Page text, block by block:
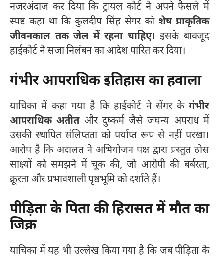
नजरअंदाज कर दिया कि ट्रायल कोर्ट ने अपने फैसले में
स्पष्ट कहा था कि कुलदीप सिंह सेंगर को शेष प्राकृतिक
जीवनकाल तक जेल में रहना चाहिए। इसके बावजूद
हाईकोर्ट ने सजा निलंबन का आदेश पारित कर दिया।
गंभीर आपराधिक इतिहास का हवाला
याचिका में कहा गया है कि हाईकोर्ट ने सेंगर के गंभीर
आपराधिक अतीतऔर दुष्कर्म जैसे जघन्य अपराध में
उसकी स्थापित संलिप्तता को पर्याप्त रूप से नहीं परखा।
आरोप है कि अदालत ने अभियोजन पक्ष द्वारा प्रस्तुत ठोस
साक्ष्यों को समझने में चूक की, जो आरोपी की बर्बरता,
क्रूरता और प्रभावशाली पृष्ठभूमि को दर्शाते हैं।
पीड़िता के पिता की हिरासत में मौत का
जिक्र
याचिका में यह भी उल्लेख किया गया है कि जब पीड़िता के